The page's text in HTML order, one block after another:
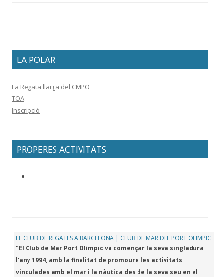
LA POLAR
La Regata llarga del CMPO
TOA
Inscripció
PROPERES ACTIVITATS
EL CLUB DE REGATES A BARCELONA | CLUB DE MAR DEL PORT OLIMPIC
"El Club de Mar Port Olímpic va començar la seva singladura
l'any 1994, amb la finalitat de promoure les activitats
vinculades amb el mar i la nàutica des de la seva seu en el